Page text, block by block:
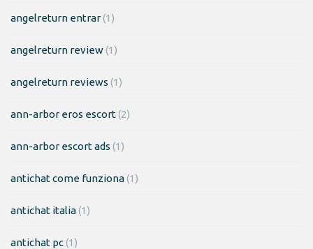
angelreturn entrar(1)
angelreturn review(1)
angelreturn reviews (1)
ann-arbor eros escort(2)
ann-arbor escort ads (1)
antichat come funziona(1)
antichat italia(1)
antichat pc(1)